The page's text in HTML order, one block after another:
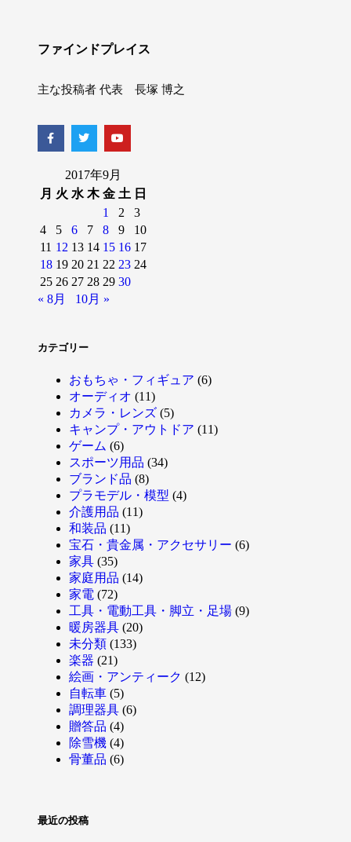
ファインドプレイス
主な投稿者 代表 長塚 博之
2017年9月
月 火 水 木 金 土 日
1
2
3
4
5 6 7 8 9
10
11 12 13 14 15 16 17
18 19 20 21 22 23 24
25 26 27 28 29 30
« 8月
10月 »
カテゴリー
おもちゃ・フィギュア (6)
オーディオ (11)
カメラ・レンズ (5)
キャンプ・アウトドア (11)
ゲーム (6)
スポーツ用品 (34)
ブランド品 (8)
プラモデル・模型 (4)
介護用品 (11)
和装品 (11)
宝石・貴金属・アクセサリー (6)
家具 (35)
家庭用品 (14)
家電 (72)
工具・電動工具・脚立・足場 (9)
暖房器具 (20)
未分類 (133)
楽器 (21)
絵画・アンティーク (12)
自転車 (5)
調理器具 (6)
贈答品 (4)
除雪機 (4)
骨董品 (6)
最近の投稿